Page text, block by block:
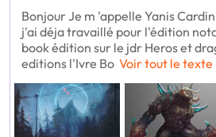
Bonjour Je m 'appelle Yanis
j'ai déja travaillé pour l'édition
book édition sur le jdr Heros et
editions l'Ivre Bo Voir tout le texte